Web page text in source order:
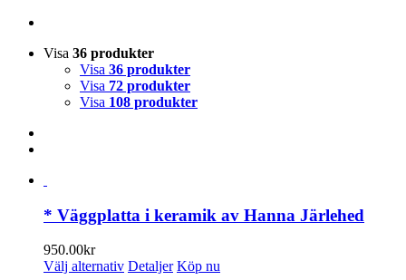
Visa 36 produkter
Visa 36 produkter
Visa 72 produkter
Visa 108 produkter
* Väggplatta i keramik av Hanna Järlehed
950.00kr
Välj alternativ Den
Detaljer Köp nu